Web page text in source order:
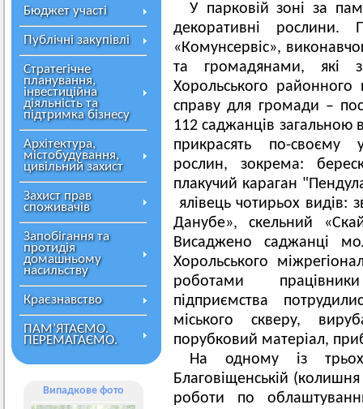
Бюджет участі
Публічні закупівлі
Стратегічне
планування,
інвестиційна
діяльність та
підтримка бізнесу
Архітектура,
містобудування,
цивільний захист
Захист прав
споживачів
Запобігання та
протидія
домашньому
насильству
Краєзнавство
ПАМ’ЯТАЄМО.
ПЕРЕМАГАЄМО.
Випадкове фото
У парковій зоні за
декоративні рослини.
«Комунсервіс»,
та громадянами, які
Хорольського районного
справу для громади –
112 саджанців загальною
прикрасять по-своєму
рослин, зокрема:
плакучий караган
ялівець чотирьох видів:
Данубе», скельний
Висаджено саджанці
Хорольського
роботами
підприємства
міського скверу,
порубковий матеріал,
На одному із
Благовіщенській
роботи по